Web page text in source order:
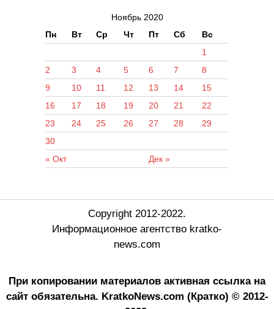
Ноябрь 2020
Пн
Вт Ср Чт Пт Сб Вс
« Окт Дек »
1
2
3 4 5 6 7
8
9
10 11 12 13 14
15
16
17 18 19 20 21
22
23
24 25 26 27 28
29
30
Copyright 2012-2022.
Информационное агентство kratko-
news.com
При копировании материалов активная ссылка на
сайт обязательна. KratkoNews.com (Кратко) © 2012-